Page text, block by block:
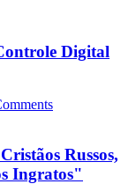
Digital
Russos,
Ingratos"